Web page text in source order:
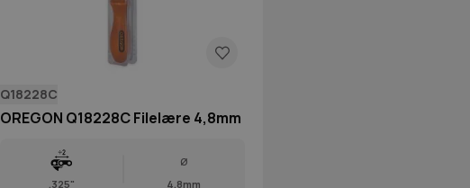
Q18228C
OREGON Q18228C Filelære 4,8mm
.325"
Ø
4,8mm